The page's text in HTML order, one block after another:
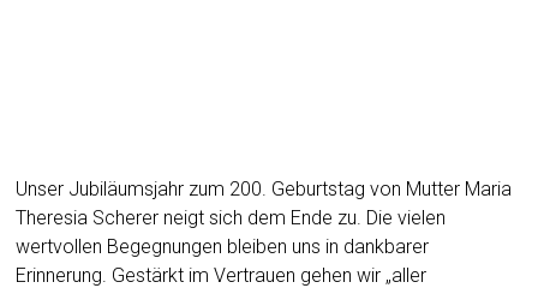
Unser Jubiläumsjahr zum 200. Geburtstag von Mutter Maria
Theresia Scherer neigt sich dem Ende zu. Die vielen
wertvollen Begegnungen bleiben uns in dankbarer
Erinnerung. Gestärkt im Vertrauen gehen wir „aller